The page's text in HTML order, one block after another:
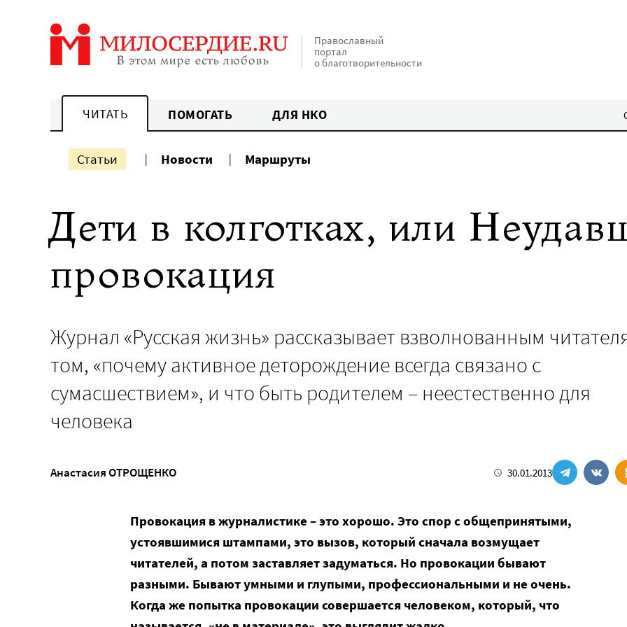
Православный
портал
о благотворительности
ЧИТАТЬ ПОМОГАТЬ ДЛЯ НКО
Статьи Новости Маршруты
Дети в колготках, или
провокация
Журнал «Русская жизнь» рассказывает взволнованным
том, «почему активное деторождение всегда связано с
сумасшествием», и что быть родителем – неестественно для
человека
Анастасия ОТРОЩЕНКО 30.01.2013
Провокация в журналистике – это хорошо. Это спор с общепринятыми,
устоявшимися штампами, это вызов, который сначала возмущает
читателей, а потом заставляет задуматься. Но провокации бывают
разными. Бывают умными и глупыми, профессиональными и не очень.
Когда же попытка провокации совершается человеком, который, что